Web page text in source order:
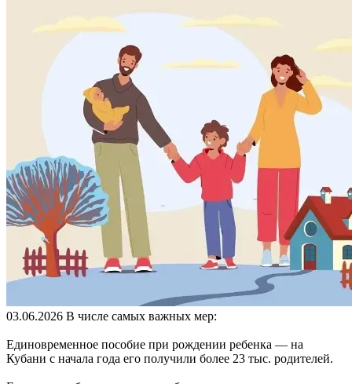
03.06.2026 В числе самых важных мер:
Единовременное пособие при рождении ребенка — на
Кубани с начала года его получили более 23 тыс. родителей.